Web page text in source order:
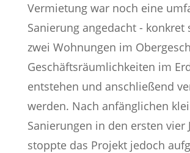
Vermietung war noch eine
Sanierung angedacht - konkret
zwei Wohnungen im
Geschäftsräumlichkeiten im
entstehen und anschließend
werden. Nach anfänglichen
Sanierungen in den ersten vier
stoppte das Projekt jedoch